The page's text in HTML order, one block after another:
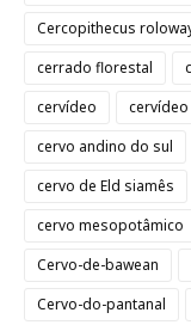
Cercopithecus
cerrado florestal
cervídeo
cervo andino do sul
cervo de Eld siamês
cervo mesopotâmico
Cervo-de-bawean
Cervo-do-pantanal